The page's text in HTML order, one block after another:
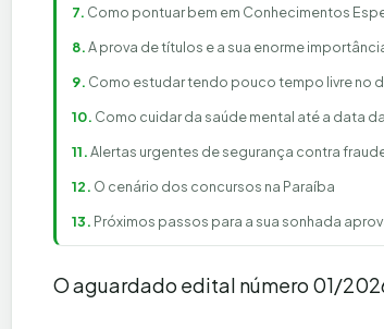
Como pontuar bem em Conhecimentos
A prova de títulos e a sua enorme
Como estudar tendo pouco tempo livre no
Como cuidar da saúde mental até a data
Alertas urgentes de segurança contra
O cenário dos concursos na Paraíba
Próximos passos para a sua sonhada
O aguardado edital número 01/